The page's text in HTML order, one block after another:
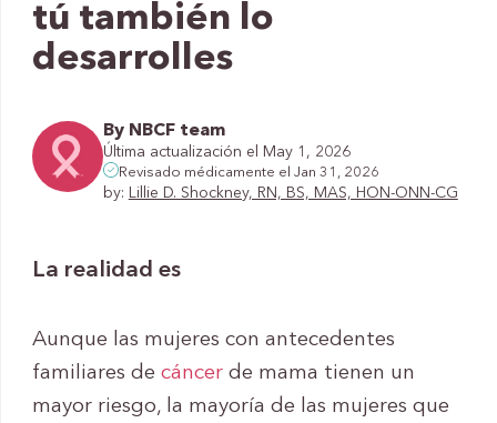
tú también lo
desarrolles
By NBCF team
Última actualización el May 1, 2026
Revisado médicamente el Jan 31, 2026
by: Lillie D. Shockney, RN, BS, MAS, HON-ONN-CG
La realidad es
Aunque las mujeres con antecedentes
familiares de cáncerde mama tienen un
mayor riesgo, la mayoría de las mujeres que